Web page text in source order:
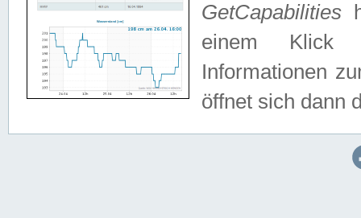
GetCapabilities
einem Klick
Informationen
öffnet sich dann